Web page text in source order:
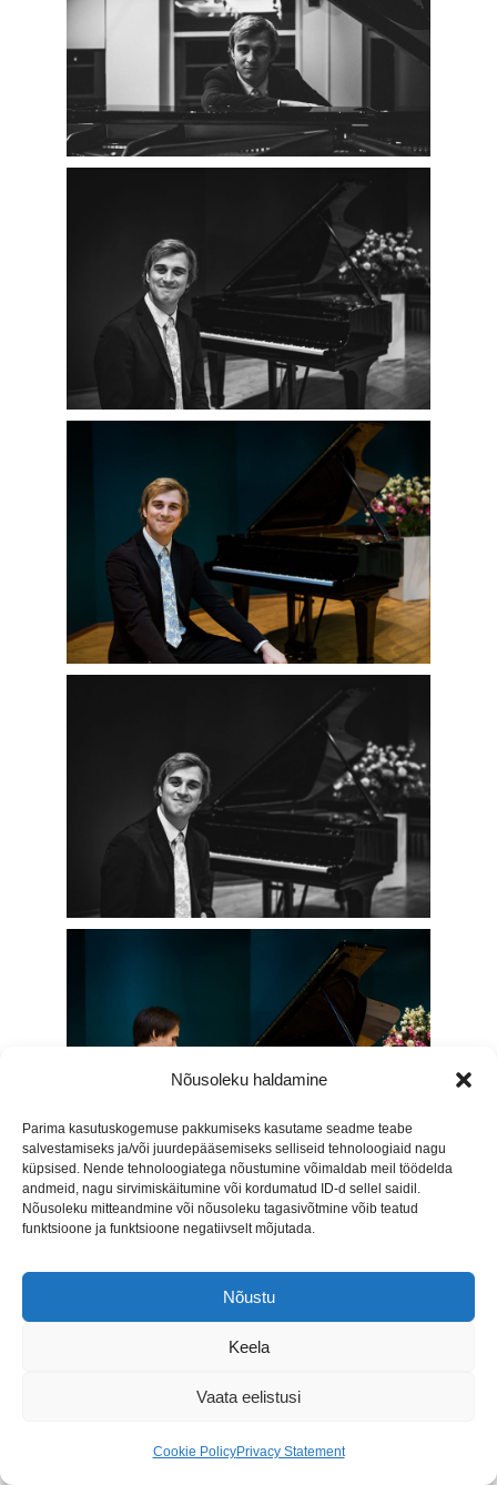
Nõusoleku haldamine
Parima kasutuskogemuse pakkumiseks kasutame seadme teabe
salvestamiseks ja/või juurdepääsemiseks selliseid tehnoloogiaid nagu
küpsised. Nende tehnoloogiatega nõustumine võimaldab meil töödelda
andmeid, nagu sirvimiskäitumine või kordumatud ID-d sellel saidil.
Nõusoleku mitteandmine või nõusoleku tagasivõtmine võib teatud
funktsioone ja funktsioone negatiivselt mõjutada.
Nõustu
Keela
Vaata eelistusi
Cookie PolicyPrivacy Statement